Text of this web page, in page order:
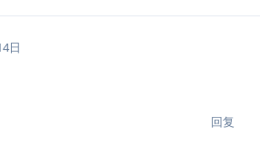
日
回复